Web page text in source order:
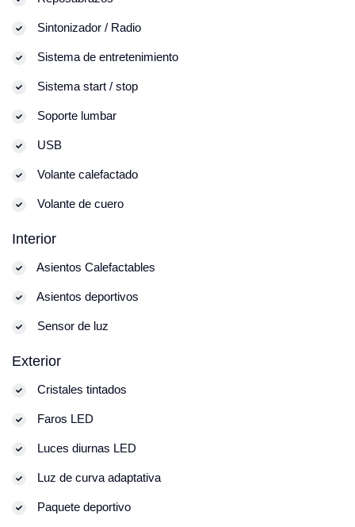
Sintonizador / Radio
Sistema de entretenimiento
Sistema start / stop
Soporte lumbar
USB
Volante calefactado
Volante de cuero
Interior
Asientos Calefactables
Asientos deportivos
Sensor de luz
Exterior
Cristales tintados
Faros LED
Luces diurnas LED
Luz de curva adaptativa
Paquete deportivo